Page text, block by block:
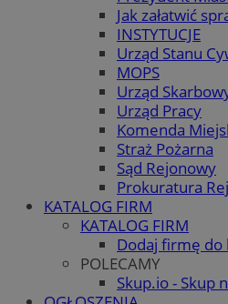
Jak załatwić
INSTYTUCJE
Urząd Stanu
MOPS
Urząd
Urząd Pracy
Komenda
Straż Pożarna
Sąd Rejonowy
Prokuratura
KATALOG FIRM
KATALOG FIRM
Dodaj firmę do
POLECAMY
Skup.io - Skup